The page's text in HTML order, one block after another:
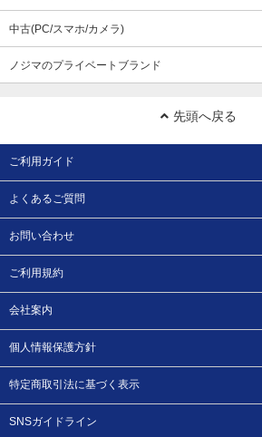
中古(PC/スマホ/カメラ)
ノジマのプライベートブランド
先頭へ戻る
ご利用ガイド
よくあるご質問
お問い合わせ
ご利用規約
会社案内
個人情報保護方針
特定商取引法に基づく表示
SNSガイドライン